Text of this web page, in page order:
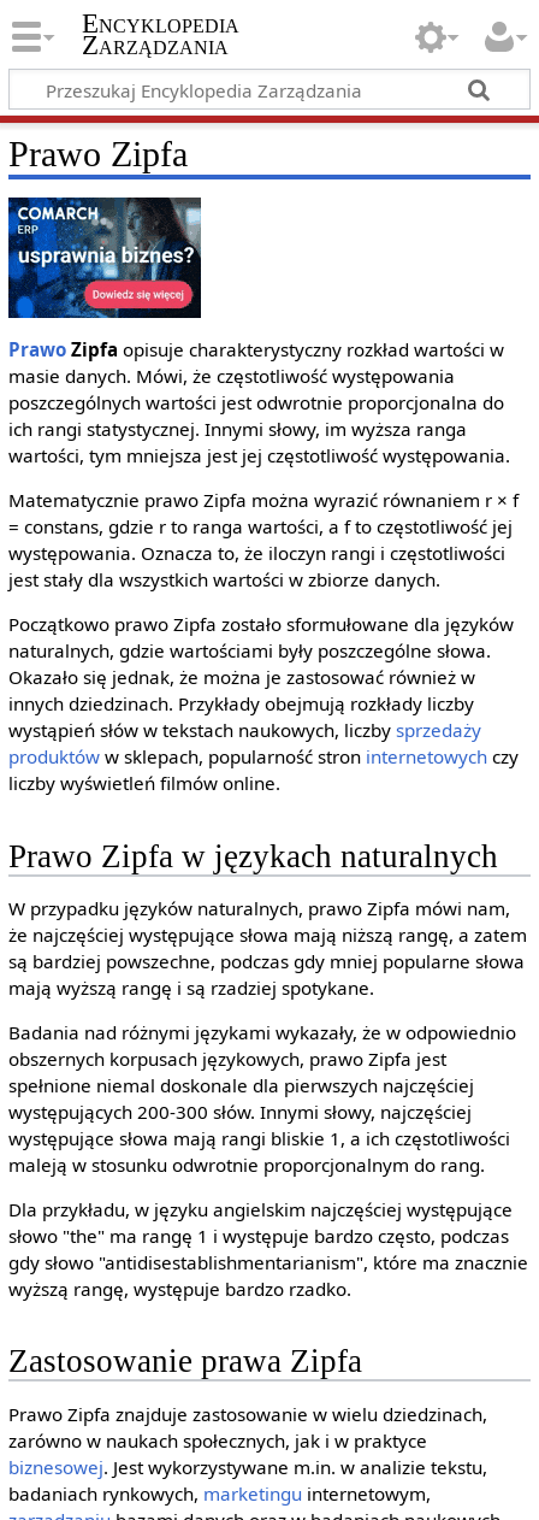
Encyklopedia
Zarządzania
Prawo Zipfa
PrawoZipfa opisuje charakterystyczny rozkład wartości w
masie danych. Mówi, że częstotliwość występowania
poszczególnych wartości jest odwrotnie proporcjonalna do
ich rangi statystycznej. Innymi słowy, im wyższa ranga
wartości, tym mniejsza jest jej częstotliwość występowania.
Matematycznie prawo Zipfa można wyrazić równaniem r × f
= constans, gdzie r to ranga wartości, a f to częstotliwość jej
występowania. Oznacza to, że iloczyn rangi i częstotliwości
jest stały dla wszystkich wartości w zbiorze danych.
Początkowo prawo Zipfa zostało sformułowane dla języków
naturalnych, gdzie wartościami były poszczególne słowa.
Okazało się jednak, że można je zastosować również w
innych dziedzinach. Przykłady obejmują rozkłady liczby
wystąpień słów w tekstach naukowych, liczby sprzedaży
produktóww sklepach, popularność stron internetowychczy
liczby wyświetleń filmów online.
Prawo Zipfa w językach naturalnych
W przypadku języków naturalnych, prawo Zipfa mówi nam,
że najczęściej występujące słowa mają niższą rangę, a zatem
są bardziej powszechne, podczas gdy mniej popularne słowa
mają wyższą rangę i są rzadziej spotykane.
Badania nad różnymi językami wykazały, że w odpowiednio
obszernych korpusach językowych, prawo Zipfa jest
spełnione niemal doskonale dla pierwszych najczęściej
występujących 200-300 słów. Innymi słowy, najczęściej
występujące słowa mają rangi bliskie 1, a ich częstotliwości
maleją w stosunku odwrotnie proporcjonalnym do rang.
Dla przykładu, w języku angielskim najczęściej występujące
słowo "the" ma rangę 1 i występuje bardzo często, podczas
gdy słowo "antidisestablishmentarianism", które ma znacznie
wyższą rangę, występuje bardzo rzadko.
Zastosowanie prawa Zipfa
Prawo Zipfa znajduje zastosowanie w wielu dziedzinach,
zarówno w naukach społecznych, jak i w praktyce
biznesowej. Jest wykorzystywane m.in. w analizie tekstu,
badaniach rynkowych, marketingu internetowym,